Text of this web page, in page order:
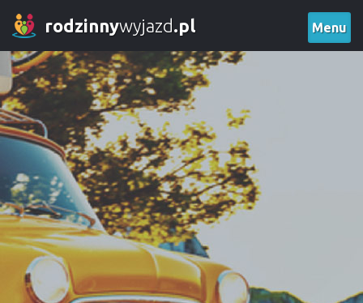
rodzinnywyjazd.pl Menu